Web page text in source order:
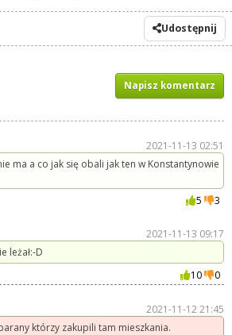
Udostępnij
Napisz komentarz
2021-11-13 02:51
ma a co jak się obali jak ten w Konstantynowie
5
3
2021-11-13 09:17
leżał:-D
10
0
2021-11-12 21:45
którzy zakupili tam mieszkania.